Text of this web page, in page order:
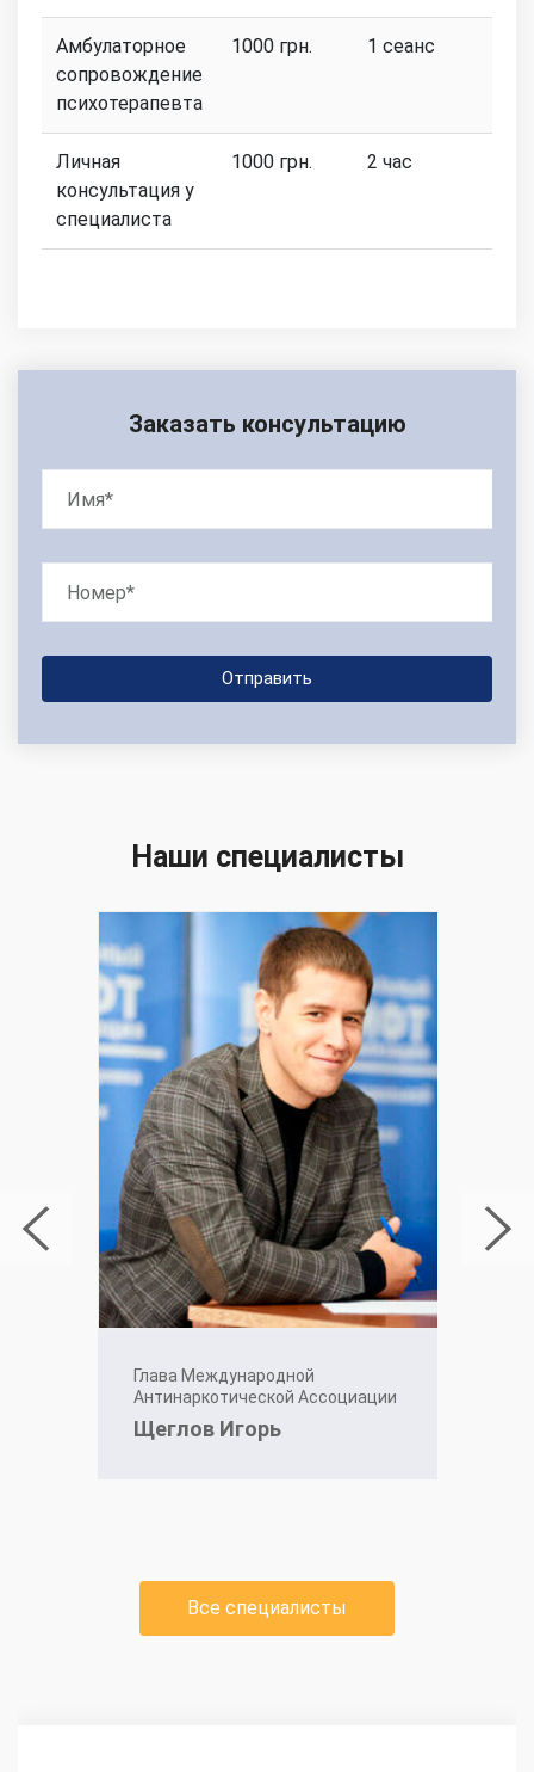
Заказать консультацию
Амбулаторное
сопровождение
психотерапевта
1000 грн. 1 сеанс
Личная
консультация у
специалиста
1000 грн. 2 час
Наши специалисты
Глава Международной
Антинаркотической Ассоциации
Щеглов Игорь
Все специалисты